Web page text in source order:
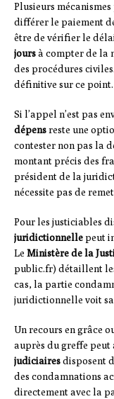
Plusieurs
différer le paiement
être de vérifier le
joursà compter de la
des procédures
définitive sur ce point.
Si l’appel n’est pas
dépensreste une
contester non pas la
montant précis des
président de la
nécessite pas de
Pour les justiciables
juridictionnellepeut
Le Ministère de la
public.fr) détaillent
cas, la partie
juridictionnelle voit
Un recours en grâce
auprès du greffe peut
judiciairesdisposent
des condamnations
directement avec la